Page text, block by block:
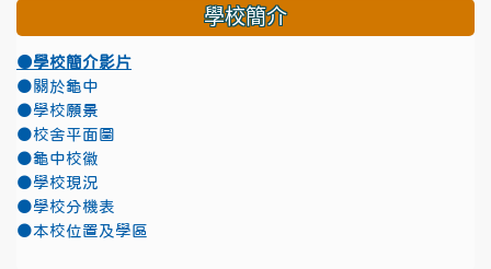
學校簡介
●學校簡介影片
●關於龜中
●學校願景
●校舍平面圖
●龜中校徽
●學校現況
●學校分機表
●本校位置及學區